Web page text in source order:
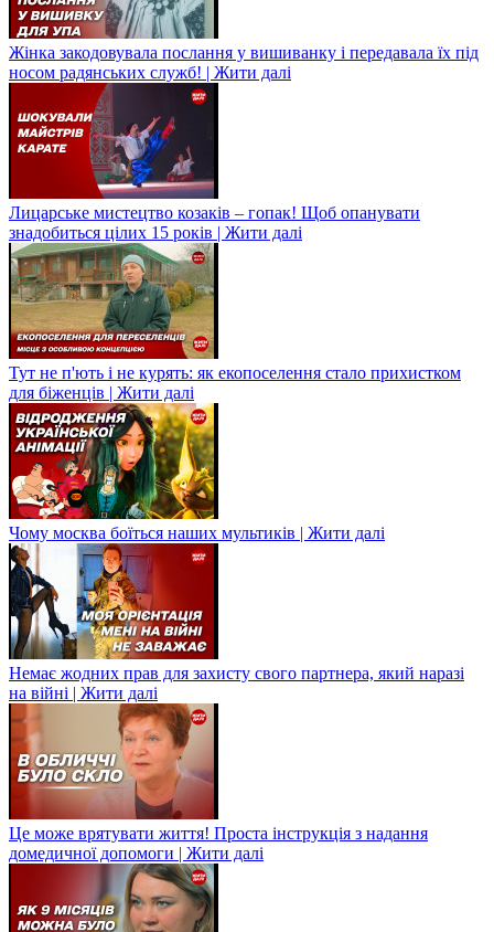
Жінка закодовувала послання у вишиванку і передавала їх під
носом радянських служб! | Жити далі
Лицарське мистецтво козаків – гопак! Щоб опанувати
знадобиться цілих 15 років | Жити далі
Тут не п'ють і не курять: як екопоселення стало прихистком
для біженців | Жити далі
Чому москва боїться наших мультиків | Жити далі
Немає жодних прав для захисту свого партнера, який наразі
на війні | Жити далі
Це може врятувати життя! Проста інструкція з надання
домедичної допомоги | Жити далі